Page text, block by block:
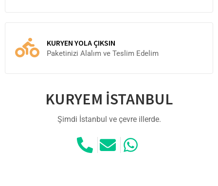
KURYEN YOLA ÇIKSIN
Paketinizi Alalım ve Teslim Edelim
KURYEM İSTANBUL
Şimdi İstanbul ve çevre illerde.